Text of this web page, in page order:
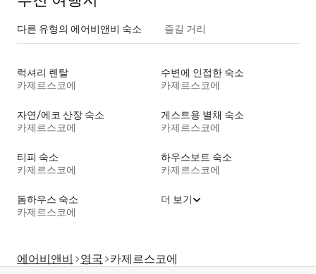
다른 유형의 에어비앤비 숙소 즐길 거리
럭셔리 렌탈
카제르스코에
수변에 인접한 숙소
카제르스코에
자연/에코 산장 숙소
카제르스코에
게스트용 별채 숙소
카제르스코에
티피 숙소
카제르스코에
하우스보트 숙소
카제르스코에
돔하우스 숙소
카제르스코에
더 보기
에어비앤비 영국 카제르스코에